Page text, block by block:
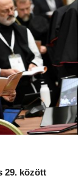
29. között